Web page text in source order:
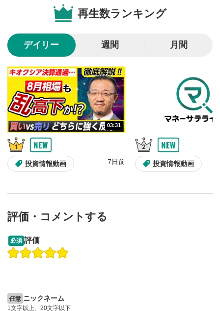
操作メニュー
3
再生/一時停止
4
10秒戻し/10秒送り
10秒、動画を巻き戻し/早送りします。
5
シークバー
再生位置を示しています。再生したい位置をクリック
するとその位置から動画が再生されます。
6
画質/再生速度の設定
画質の選択/再生速度の変更ができます。
全画面表示
動画が全画面で表示されます。再度クリックすると元
のサイズに戻ります。
再生数ランキング
デイリー 週間 月間
03:31
投資情報動画 7日前 投資情報動画
操作説明動画
評価・コメントする
必須 評価
任意 ニックネーム
1文字以上、20文字以下